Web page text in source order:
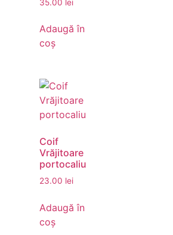
35.00 lei
Adaugă în
coș
Coif
Vrăjitoare
portocaliu
23.00 lei
Adaugă în
coș